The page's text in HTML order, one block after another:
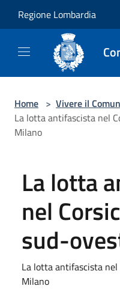
Regione Lombardia
Home > Vivere il
La lotta antifascista nel
Milano
La lotta
nel
sud-
La lotta antifascista
Milano